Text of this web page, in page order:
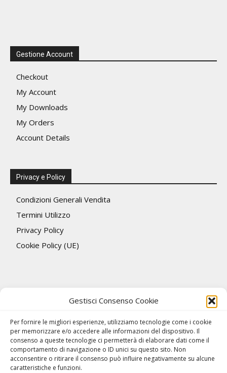
Gestisci Consenso Cookie
Per fornire le migliori esperienze, utilizziamo tecnologie come i cookie
per memorizzare e/o accedere alle informazioni del dispositivo. Il
consenso a queste tecnologie ci permetterà di elaborare dati come il
comportamento di navigazione o ID unici su questo sito. Non
acconsentire o ritirare il consenso può influire negativamente su alcune
caratteristiche e funzioni.
Gestione Account
Checkout
My Account
My Downloads
My Orders
Account Details
Privacy e Policy
Condizioni Generali Vendita
Termini Utilizzo
Privacy Policy
Cookie Policy (UE)